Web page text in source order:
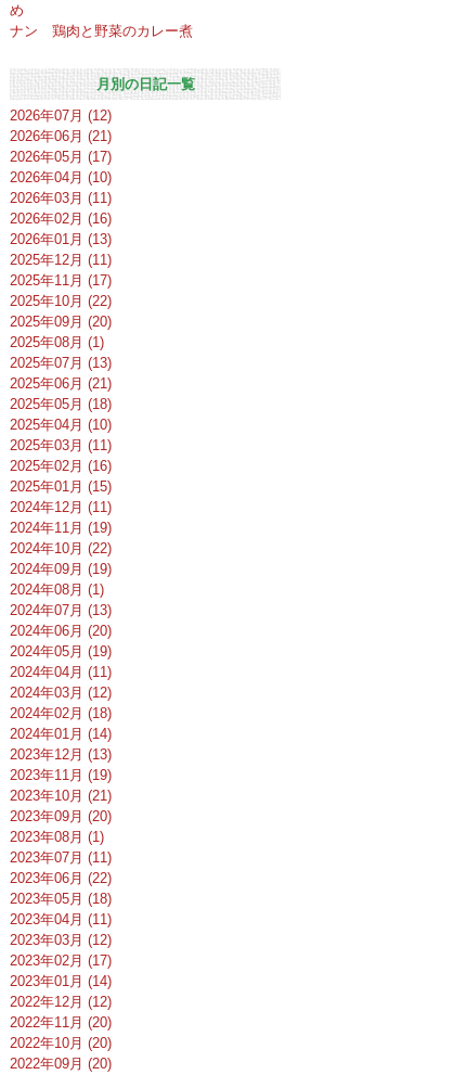
め
ナン 鶏肉と野菜のカレー煮
月別の日記一覧
2026年07月 (12)
2026年06月 (21)
2026年05月 (17)
2026年04月 (10)
2026年03月 (11)
2026年02月 (16)
2026年01月 (13)
2025年12月 (11)
2025年11月 (17)
2025年10月 (22)
2025年09月 (20)
2025年08月 (1)
2025年07月 (13)
2025年06月 (21)
2025年05月 (18)
2025年04月 (10)
2025年03月 (11)
2025年02月 (16)
2025年01月 (15)
2024年12月 (11)
2024年11月 (19)
2024年10月 (22)
2024年09月 (19)
2024年08月 (1)
2024年07月 (13)
2024年06月 (20)
2024年05月 (19)
2024年04月 (11)
2024年03月 (12)
2024年02月 (18)
2024年01月 (14)
2023年12月 (13)
2023年11月 (19)
2023年10月 (21)
2023年09月 (20)
2023年08月 (1)
2023年07月 (11)
2023年06月 (22)
2023年05月 (18)
2023年04月 (11)
2023年03月 (12)
2023年02月 (17)
2023年01月 (14)
2022年12月 (12)
2022年11月 (20)
2022年10月 (20)
2022年09月 (20)